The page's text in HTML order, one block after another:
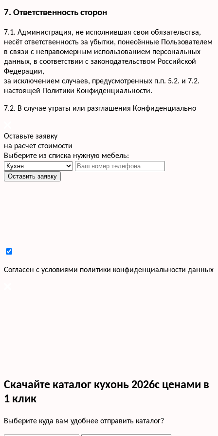
7. Ответственность сторон
7.1. Администрация, не исполнившая свои обязательства,
несёт ответственность за убытки, понесённые Пользователем
в связи с неправомерным использованием персональных
данных, в соответствии с законодательством Российской
Федерации,
за исключением случаев, предусмотренных п.п. 5.2. и 7.2.
настоящей Политики Конфиденциальности.
7.2. В случае утраты или разглашения Конфиденциально
Оставьте заявку
на расчет стоимости
Выберите из списка нужную мебель:
Оставить заявку
Cогласен с условиями политики конфиденциальности данных
Скачайте каталог кухонь 2026с ценами в
1 клик
Выберите куда вам удобнее отправить каталог?